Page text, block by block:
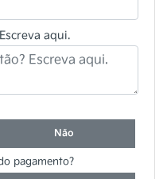
aqui.
Não
pagamento?